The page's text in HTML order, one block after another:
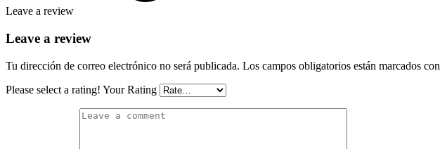
Leave a review
Leave a review
Tu dirección de correo electrónico no será publicada. Los campos obligatorios están marcados con
Please select a rating! Your Rating